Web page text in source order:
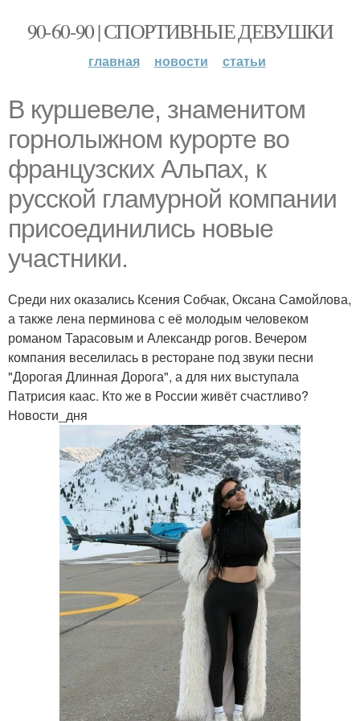
90-60-90 | СПОРТИВНЫЕ ДЕВУШКИ
главная новости статьи
В куршевеле, знаменитом
горнолыжном курорте во
французских Альпах, к
русской гламурной компании
присоединились новые
участники.
Среди них оказались Ксения Собчак, Оксана Самойлова,
а также лена перминова с её молодым человеком
романом Тарасовым и Александр рогов. Вечером
компания веселилась в ресторане под звуки песни
"Дорогая Длинная Дорога", а для них выступала
Патрисия каас. Кто же в России живёт счастливо?
Новости_дня